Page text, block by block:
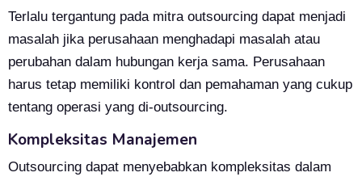
Terlalu tergantung pada mitra outsourcing dapat menjadi
masalah jika perusahaan menghadapi masalah atau
perubahan dalam hubungan kerja sama. Perusahaan
harus tetap memiliki kontrol dan pemahaman yang cukup
tentang operasi yang di-outsourcing.
Kompleksitas Manajemen
Outsourcing dapat menyebabkan kompleksitas dalam